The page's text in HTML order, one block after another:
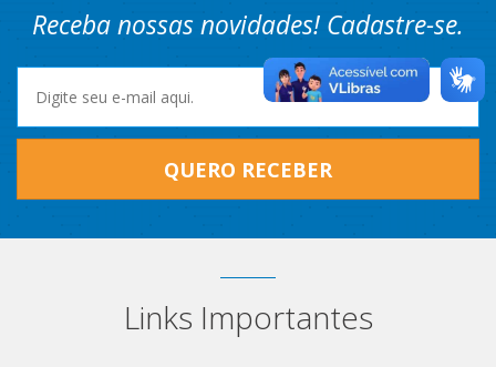
Receba nossas novidades! Cadastre-se.
QUERO RECEBER
Links Importantes